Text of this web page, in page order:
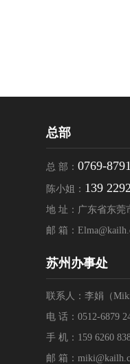
总部
总 部：0769-
陈小姐： 139
地 址：广东省东莞
邮 箱：
苏州办事处
联系人：李娟（
电 话：0512-6879
手 机： 159 6260
邮 箱：